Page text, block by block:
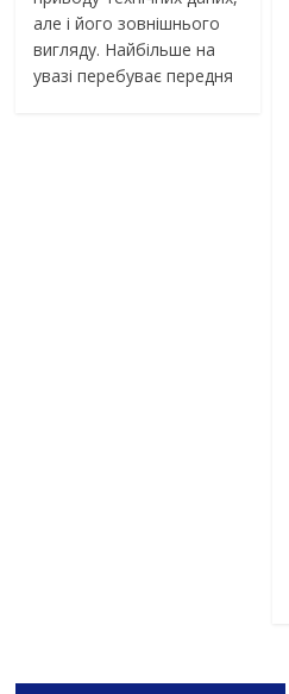
але і його зовнішнього
вигляду. Найбільше на
увазі перебуває передня